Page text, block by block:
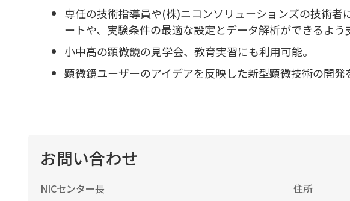
専任の技術指導員や(株)ニコンソリューションズの技術者
ートや、実験条件の最適な設定とデータ解析ができるよう
小中高の顕微鏡の見学会、教育実習にも利用可能。
顕微鏡ユーザーのアイデアを反映した新型顕微技術の開発
お問い合わせ
NICセンター長 住所